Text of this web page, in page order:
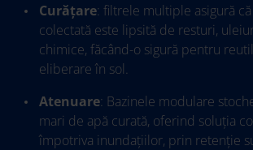
Curățare: filtrele multiple asigură
colectată este lipsită de resturi,
chimice, făcând-o sigură pentru
eliberare în sol.
Atenuare: Bazinele modulare
mari de apă curată, oferind soluția
împotriva inundațiilor, prin retenție